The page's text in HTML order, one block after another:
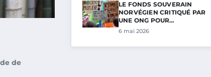
de
LE FONDS SOUVERAIN
NORVÉGIEN CRITIQUÉ PAR
UNE ONG POUR…
6 mai 2026